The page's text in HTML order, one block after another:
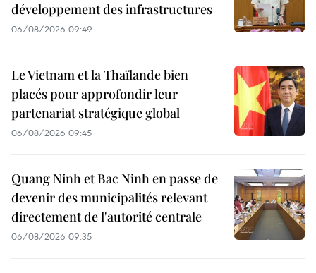
développement des infrastructures
06/08/2026 09:49
Le Vietnam et la Thaïlande bien
placés pour approfondir leur
partenariat stratégique global
06/08/2026 09:45
Quang Ninh et Bac Ninh en passe de
devenir des municipalités relevant
directement de l'autorité centrale
06/08/2026 09:35